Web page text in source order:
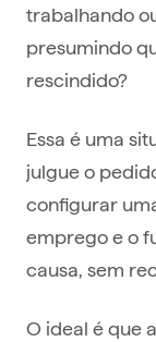
trabalhando
presumindo
rescindido?
Essa é uma
julgue o
configurar
emprego e o
causa, sem
O ideal é que